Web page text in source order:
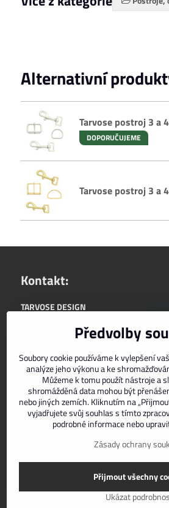
Alternativní
Tarvose postroj 3 a
DOPORUČUJEME
Tarvose postroj 3 a
Kontakt:
TARVOSE DESIGN
+420722588565
upřednostňujeme komunikaci:
info@tarvose.com
zasíláme do ČR i SR
Facebook
Instagram
Předvolby
Soubory cookie používáme k vylepšení
analýze jeho výkonu a ke
Můžeme k tomu použít nástroje a
shromážděná data mohou být
nebo jiných zemích. Kliknutím na
vyjadřujete svůj souhlas s tímto
podrobné informace nebo
Zásady ochrany
Ukázat
Přijmout všechny